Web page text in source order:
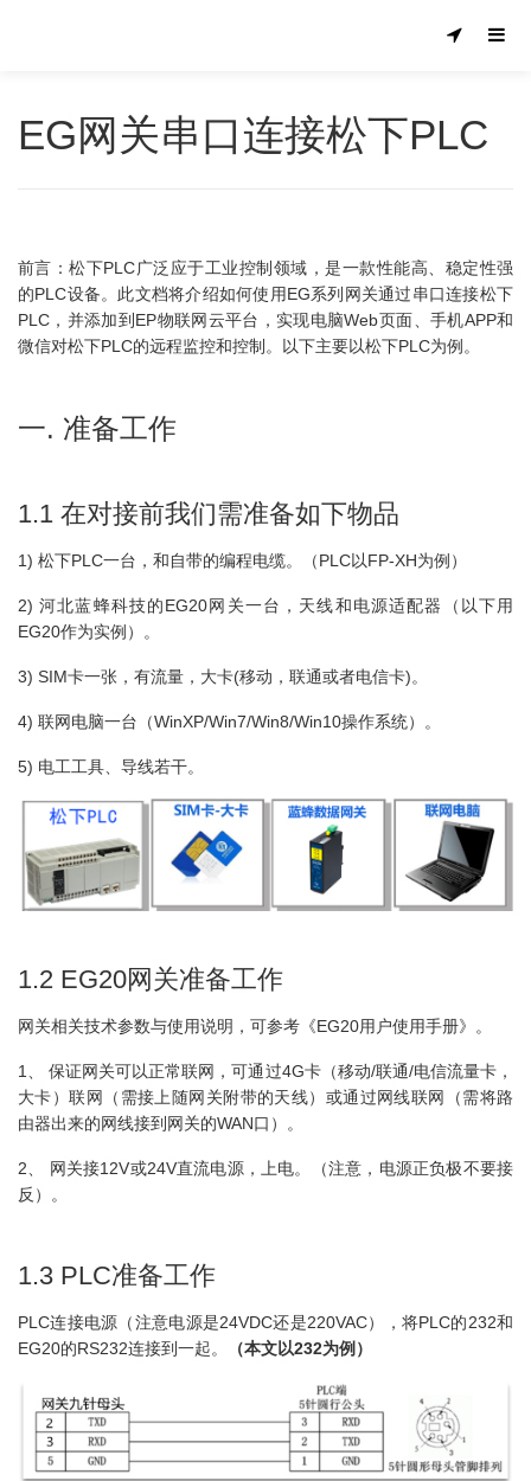
EG网关串口连接松下PLC
前言：松下PLC广泛应于工业控制领域，是一款性能高、稳定性强
的PLC设备。此文档将介绍如何使用EG系列网关通过串口连接松下
PLC，并添加到EP物联网云平台，实现电脑Web页面、手机APP和
微信对松下PLC的远程监控和控制。以下主要以松下PLC为例。
一. 准备工作
1.1 在对接前我们需准备如下物品
1) 松下PLC一台，和自带的编程电缆。（PLC以FP-XH为例）
2) 河北蓝蜂科技的EG20网关一台，天线和电源适配器（以下用
EG20作为实例）。
3) SIM卡一张，有流量，大卡(移动，联通或者电信卡)。
4) 联网电脑一台（WinXP/Win7/Win8/Win10操作系统）。
5) 电工工具、导线若干。
1.2 EG20网关准备工作
网关相关技术参数与使用说明，可参考《EG20用户使用手册》。
1、 保证网关可以正常联网，可通过4G卡（移动/联通/电信流量卡，
大卡）联网（需接上随网关附带的天线）或通过网线联网（需将路
由器出来的网线接到网关的WAN口）。
2、 网关接12V或24V直流电源，上电。（注意，电源正负极不要接
反）。
1.3 PLC准备工作
PLC连接电源（注意电源是24VDC还是220VAC），将PLC的232和
EG20的RS232连接到一起。
（本文以232为例）